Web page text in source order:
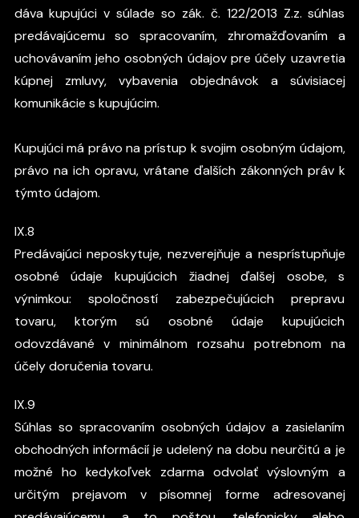
dáva kupujúci v súlade so zák. č. 122/2013 Z.z. súhlas
predávajúcemu so spracovaním, zhromažďovaním a
uchovávaním jeho osobných údajov pre účely uzavretia
kúpnej zmluvy, vybavenia objednávok a súvisiacej
komunikácie s kupujúcim.
Kupujúci má právo na prístup k svojim osobným údajom,
právo na ich opravu, vrátane ďalších zákonných práv k
týmto údajom.
IX.8
Predávajúci neposkytuje, nezverejňuje a nesprístupňuje
osobné údaje kupujúcich žiadnej ďalšej osobe, s
výnimkou: spoločností zabezpečujúcich prepravu
tovaru, ktorým sú osobné údaje kupujúcich
odovzdávané v minimálnom rozsahu potrebnom na
účely doručenia tovaru.
IX.9
Súhlas so spracovaním osobných údajov a zasielaním
obchodných informácií je udelený na dobu neurčitú a je
možné ho kedykoľvek zdarma odvolať výslovným a
určitým prejavom v písomnej forme adresovanej